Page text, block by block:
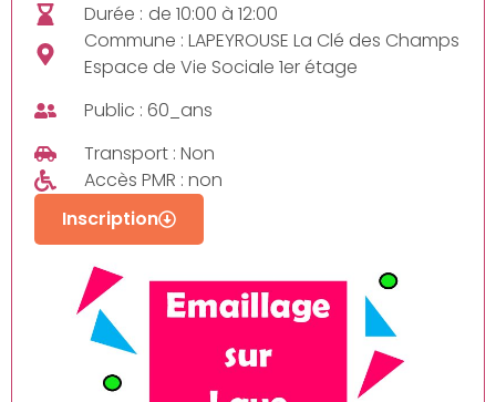
Durée : de 10:00 à 12:00
Commune : LAPEYROUSE La Clé des Champs
Espace de Vie Sociale 1er étage
Public : 60_ans
Transport : Non
Accès PMR : non
Inscription